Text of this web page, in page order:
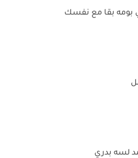
بومه بقا مع نفسك
لسه بدري